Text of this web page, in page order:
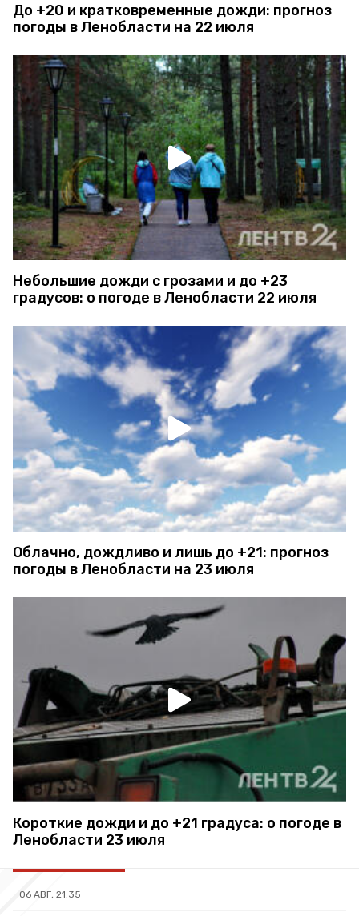
До +20 и кратковременные дожди: прогноз
погоды в Ленобласти на 22 июля
Небольшие дожди с грозами и до +23
градусов: о погоде в Ленобласти 22 июля
Облачно, дождливо и лишь до +21: прогноз
погоды в Ленобласти на 23 июля
Короткие дожди и до +21 градуса: о погоде в
Ленобласти 23 июля
06 АВГ, 21:35